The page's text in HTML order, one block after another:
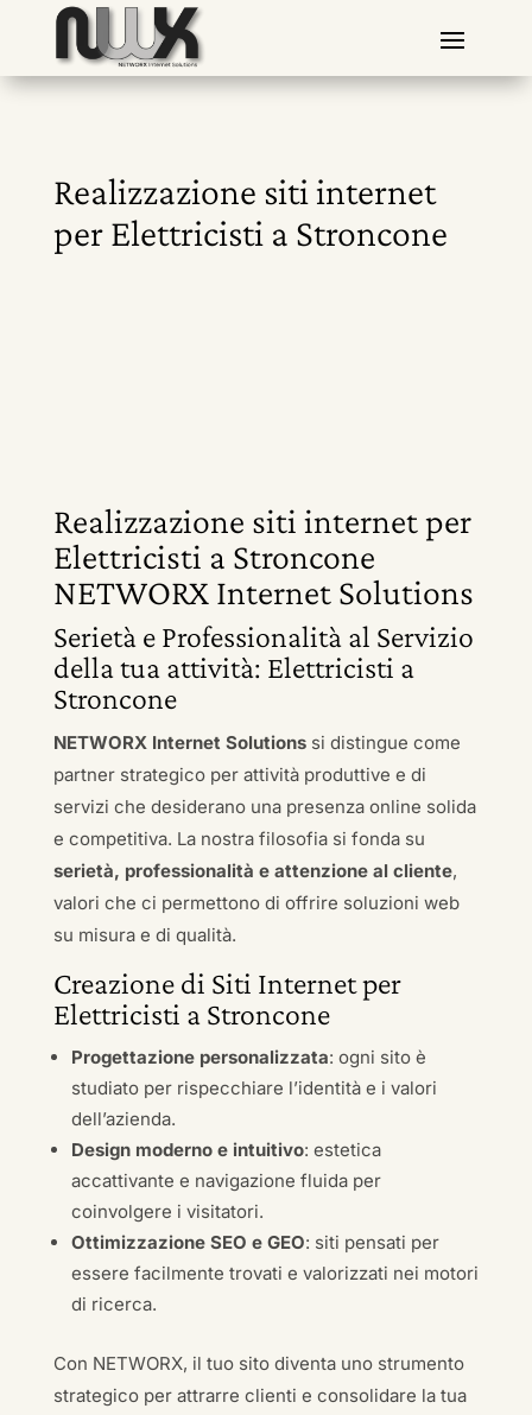
Realizzazione siti internet
per Elettricisti a Stroncone
Realizzazione siti internet per
Elettricisti a Stroncone
NETWORX Internet Solutions
Serietà e Professionalità al Servizio
della tua attività: Elettricisti a
Stroncone
NETWORX Internet Solutionssi distingue come
partner strategico per attività produttive e di
servizi che desiderano una presenza online solida
e competitiva. La nostra filosofia si fonda su
serietà, professionalità e attenzione al cliente,
valori che ci permettono di offrire soluzioni web
su misura e di qualità.
Creazione di Siti Internet per
Elettricisti a Stroncone
Progettazione personalizzata: ogni sito è
studiato per rispecchiare l’identità e i valori
dell’azienda.
Design moderno e intuitivo: estetica
accattivante e navigazione fluida per
coinvolgere i visitatori.
Ottimizzazione SEO e GEO: siti pensati per
essere facilmente trovati e valorizzati nei motori
di ricerca.
Con NETWORX, il tuo sito diventa uno strumento
strategico per attrarre clienti e consolidare la tua